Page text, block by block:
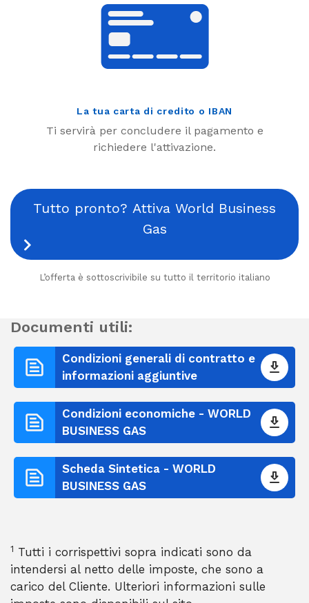
La tua carta di credito o IBAN
Ti servirà per concludere il pagamento e
richiedere l'attivazione.
Tutto pronto? Attiva World Business
Gas
L’offerta è sottoscrivibile su tutto il territorio italiano
Documenti utili:
Condizioni generali di contratto e
informazioni aggiuntive
Condizioni economiche - WORLD
BUSINESS GAS
Scheda Sintetica - WORLD
BUSINESS GAS
1 Tutti i corrispettivi sopra indicati sono da
intendersi al netto delle imposte, che sono a
carico del Cliente. Ulteriori informazioni sulle